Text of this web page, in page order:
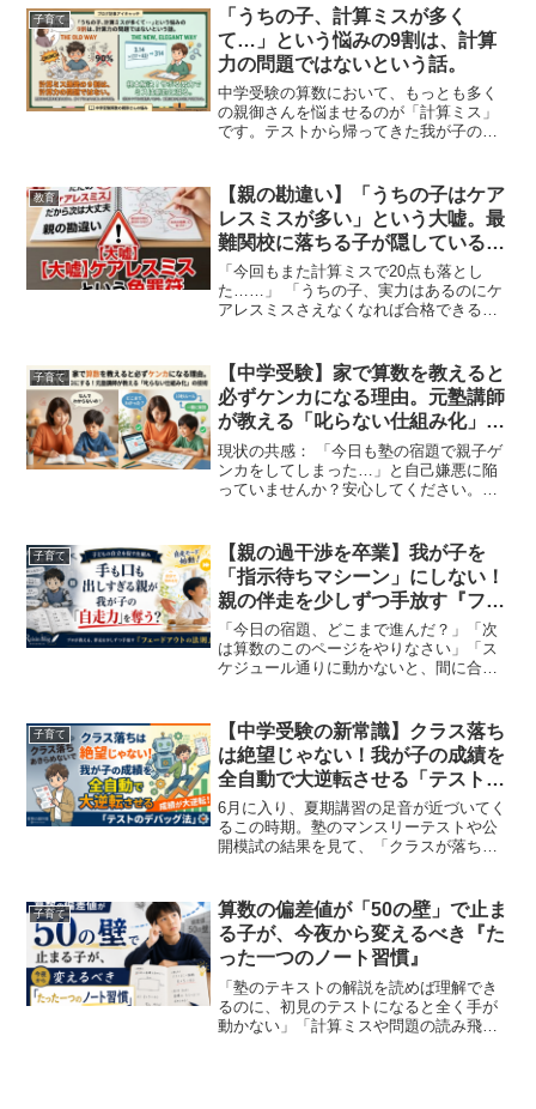
子育て
「うちの子、計算ミスが多く
て…」という悩みの9割は、計算
力の問題ではないという話。
中学受験の算数において、もっとも多く
の親御さんを悩ませるのが「計算ミス」
です。テストから帰ってきた我が子の答
い」と、ついつい叱ってしまう。そんな
経験は誰にでもあるのではな...
教育
【親の勘違い】「うちの子はケア
レスミスが多い」という大嘘。最
難関校に落ちる子が隠している本
当の病巣
「今回もまた計算ミスで20点も落とし
た……」 「うちの子、実力はあるのにケ
アレスミスさえなくなれば合格できるの
きりと申し上げます。 現役の高校数学教
師、そしてプロ家庭教...
子育て
【中学受験】家で算数を教えると
必ずケンカになる理由。元塾講師
が教える「叱らない仕組み化」の
技術
現状の共感： 「今日も塾の宿題で親子ゲ
ンカをしてしまった…」と自己嫌悪に陥
っていませんか？安心してください。そ
ケンカが起きるのは、親御さんの気性が
荒いからでも、お子さ...
子育て
【親の過干渉を卒業】我が子を
「指示待ちマシーン」にしない！
親の伴走を少しずつ手放す『フェ
ードアウトの3ステップ』
「今日の宿題、どこまで進んだ？」「次
は算数のこのページをやりなさい」「ス
ケジュール通りに動かないと、間に合わ
を叩き続けていませんか？「親がここま
で管理しないと、うちの子...
子育て
【中学受験の新常識】クラス落ち
は絶望じゃない！我が子の成績を
全自動で大逆転させる「テストの
デバッグ法」
6月に入り、夏期講習の足音が近づいてく
るこの時期。塾のマンスリーテストや公
開模試の結果を見て、「クラスが落ちて
グに襲われている親御さんは少なくあり
ません。我が子のクラス...
子育て
算数の偏差値が「50の壁」で止ま
る子が、今夜から変えるべき『た
った一つのノート習慣』
「塾のテキストの解説を読めば理解でき
るのに、初見のテストになると全く手が
動かない」「計算ミスや問題の読み飛ば